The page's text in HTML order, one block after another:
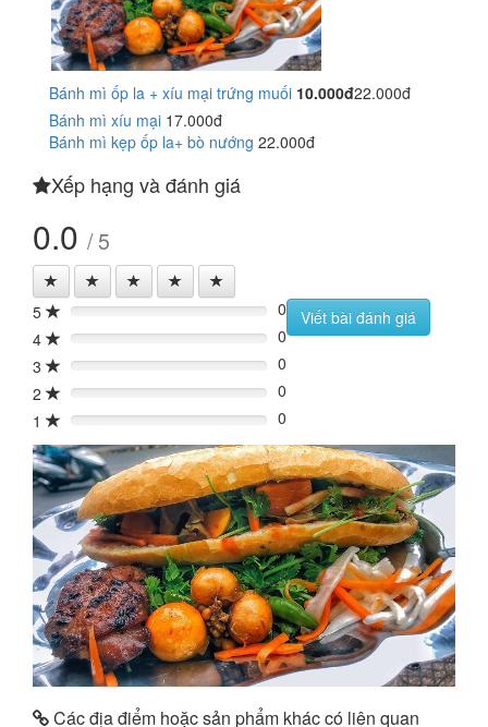
Bánh mì ốp la + xíu mại trứng muối 10.000đ22.000đ
Bánh mì xíu mại 17.000đ
Bánh mì kẹp ốp la+ bò nướng 22.000đ
Xếp hạng và đánh giá
0.0 / 5
5 0%
0
4
0%
0
3
0%
0
2
0%
0
1
0% 0
Viết bài đánh giá
Các địa điểm hoặc sản phẩm khác có liên quan